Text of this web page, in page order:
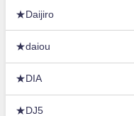
★Daijiro
★daiou
★DIA
★DJ5